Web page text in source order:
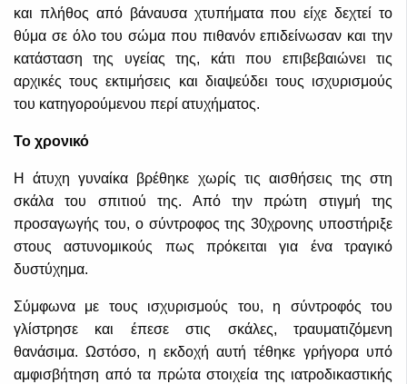
και πλήθος από βάναυσα χτυπήματα που είχε δεχτεί το
θύμα σε όλο του σώμα που πιθανόν επιδείνωσαν και την
κατάσταση της υγείας της, κάτι που επιβεβαιώνει τις
αρχικές τους εκτιμήσεις και διαψεύδει τους ισχυρισμούς
του κατηγορούμενου περί ατυχήματος.
Το χρονικό
Η άτυχη γυναίκα βρέθηκε χωρίς τις αισθήσεις της στη
σκάλα του σπιτιού της. Από την πρώτη στιγμή της
προσαγωγής του, ο σύντροφος της 30χρονης υποστήριξε
στους αστυνομικούς πως πρόκειται για ένα τραγικό
δυστύχημα.
Σύμφωνα με τους ισχυρισμούς του, η σύντροφός του
γλίστρησε και έπεσε στις σκάλες, τραυματιζόμενη
θανάσιμα. Ωστόσο, η εκδοχή αυτή τέθηκε γρήγορα υπό
αμφισβήτηση από τα πρώτα στοιχεία της ιατροδικαστικής